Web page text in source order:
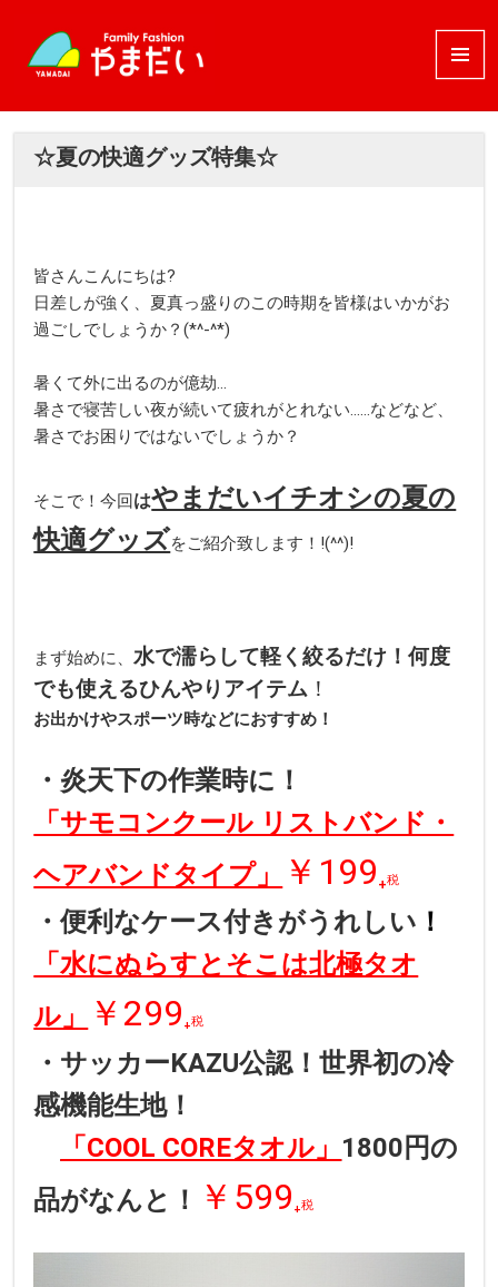
メニュ
ーとウ
☆夏の快適グッズ特集☆
皆さんこんにちは?
日差しが強く、夏真っ盛りのこの時期を皆様はいかがお
過ごしでしょうか？(*^-^*)
暑くて外に出るのが億劫…
暑さで寝苦しい夜が続いて疲れがとれない……などなど、
暑さでお困りではないでしょうか？
そこで！今回はやまだいイチオシの夏の
快適グッズをご紹介致します！!(^^)!
まず始めに、水で濡らして軽く絞るだけ！何度
でも使えるひんやりアイテム ！
お出かけやスポーツ時などにおすすめ！
・炎天下の作業時に！
「サモコンクール リストバンド・
ヘアバンドタイプ」
￥199₊税
・便利なケース付きがうれしい ！
「水にぬらすとそこは北極タオ
ル」
￥299 ₊税
・サッカーKAZU公認！世界初の冷
感機能生地！
「COOL COREタオル」 1800円の
品がなんと！ ￥599 ₊税